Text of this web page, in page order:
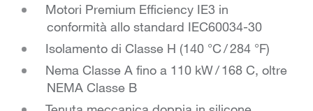
Motori Premium Efficiency IE3 in
conformità allo standard IEC60034-30
Isolamento di Classe H (140 °C / 284 °F)
Nema Classe A fino a 110 kW / 168 C, oltre
NEMA Classe B